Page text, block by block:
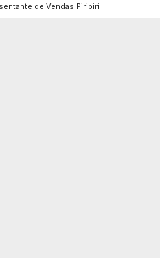
de Vendas Piripiri